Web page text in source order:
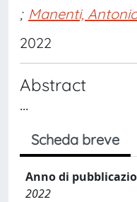
; Manenti,
2022
Abstract
...
Scheda breve
Anno di
2022